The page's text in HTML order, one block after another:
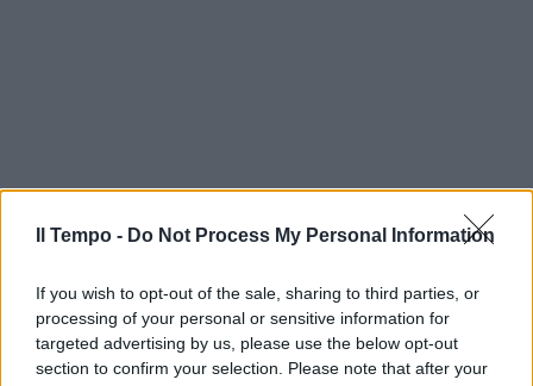
Il Tempo - Do Not Process My Personal Information
If you wish to opt-out of the sale, sharing to third parties, or
processing of your personal or sensitive information for
targeted advertising by us, please use the below opt-out
section to confirm your selection. Please note that after your